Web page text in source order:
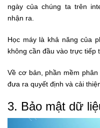
ngày của chúng ta trên
nhận ra.
Học máy là khả năng của
không cần đầu vào trực tiếp
Về cơ bản, phần mềm
đưa ra quyết định và cải
3. Bảo mật dữ